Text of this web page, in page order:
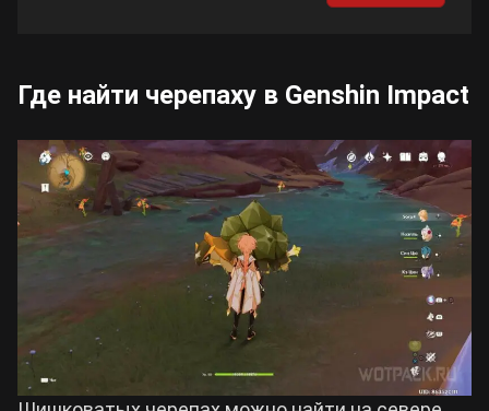
Где найти черепаху в Genshin Impact